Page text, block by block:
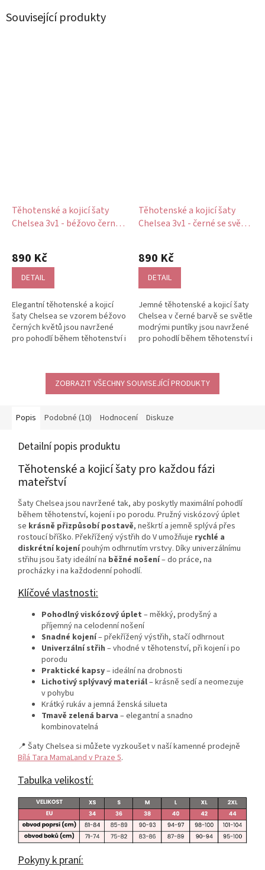
Související produkty
Těhotenské a kojicí šaty
Chelsea 3v1 - béžovo černé
hodnocení
produktu
5,0
5
hvězdiček.
890 Kč
DETAIL
Elegantní těhotenské a kojicí
šaty Chelsea se vzorem béžovo
černých květů jsou navržené
pro pohodlí během těhotenství i
Těhotenské a kojicí šaty
Chelsea 3v1 - černé se světle
890 Kč
DETAIL
Jemné těhotenské a kojicí šaty
Chelsea v černé barvě se světle
modrými puntíky jsou navržené
pro pohodlí během těhotenství i
ZOBRAZIT VŠECHNY SOUVISEJÍCÍ PRODUKTY
Popis Podobné (10) Hodnocení Diskuze
Detailní popis produktu
Těhotenské a kojicí šaty pro každou fázi
mateřství
Šaty Chelsea jsou navržené tak, aby poskytly maximální pohodlí
během těhotenství, kojení i po porodu. Pružný viskózový úplet
se krásně přizpůsobí postavě, neškrtí a jemně splývá přes
rostoucí bříško. Překřížený výstřih do V umožňuje rychlé a
diskrétní kojenípouhým odhrnutím vrstvy. Díky univerzálnímu
střihu jsou šaty ideální na běžné nošení– do práce, na
procházky i na každodenní pohodlí.
Klíčové vlastnosti:
Pohodlný viskózový úplet – měkký, prodyšný a
příjemný na celodenní nošení
Snadné kojení– překřížený výstřih, stačí odhrnout
Univerzální střih – vhodné v těhotenství, při kojení i po
porodu
Praktické kapsy– ideální na drobnosti
Lichotivý splývavý materiál– krásně sedí a neomezuje
v pohybu
Krátký rukáv a jemná ženská silueta
Tmavě zelená barva – elegantní a snadno
kombinovatelná
📍 Šaty Chelsea si můžete vyzkoušet v naší kamenné prodejně
Bílá Tara MamaLand v Praze 5.
Tabulka velikostí:
Pokyny k praní: